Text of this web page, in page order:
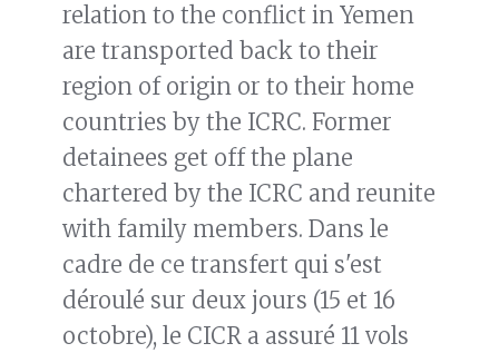
relation to the conflict in Yemen
are transported back to their
region of origin or to their home
countries by the ICRC. Former
detainees get off the plane
chartered by the ICRC and reunite
with family members. Dans le
cadre de ce transfert qui s'est
déroulé sur deux jours (15 et 16
octobre), le CICR a assuré 11 vols